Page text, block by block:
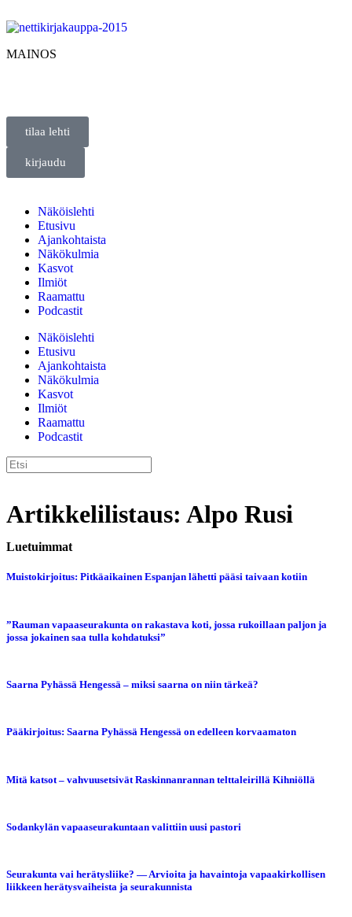
MAINOS
tilaa lehti
kirjaudu
Näköislehti
Etusivu
Ajankohtaista
Näkökulmia
Kasvot
Ilmiöt
Raamattu
Podcastit
Näköislehti
Etusivu
Ajankohtaista
Näkökulmia
Kasvot
Ilmiöt
Raamattu
Podcastit
Artikkelilistaus: Alpo Rusi
Luetuimmat
Muistokirjoitus: Pitkäaikainen Espanjan lähetti pääsi taivaan kotiin
”Rauman vapaaseurakunta on rakastava koti, jossa rukoillaan paljon ja
jossa jokainen saa tulla kohdatuksi”
Saarna Pyhässä Hengessä – miksi saarna on niin tärkeä?
Pääkirjoitus: Saarna Pyhässä Hengessä on edelleen korvaamaton
Mitä katsot – vahvuusetsivät Raskinnanrannan telttaleirillä Kihniöllä
Sodankylän vapaaseurakuntaan valittiin uusi pastori
Seurakunta vai herätysliike? — Arvioita ja havaintoja vapaakirkollisen
liikkeen herätysvaiheista ja seurakunnista